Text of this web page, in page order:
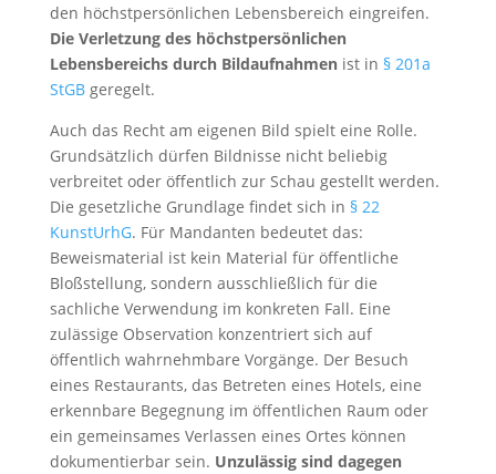
den höchstpersönlichen Lebensbereich eingreifen.
Die Verletzung des höchstpersönlichen
Lebensbereichs durch Bildaufnahmenist in § 201a
StGBgeregelt.
Auch das Recht am eigenen Bild spielt eine Rolle.
Grundsätzlich dürfen Bildnisse nicht beliebig
verbreitet oder öffentlich zur Schau gestellt werden.
Die gesetzliche Grundlage findet sich in § 22
KunstUrhG. Für Mandanten bedeutet das:
Beweismaterial ist kein Material für öffentliche
Bloßstellung, sondern ausschließlich für die
sachliche Verwendung im konkreten Fall. Eine
zulässige Observation konzentriert sich auf
öffentlich wahrnehmbare Vorgänge. Der Besuch
eines Restaurants, das Betreten eines Hotels, eine
erkennbare Begegnung im öffentlichen Raum oder
ein gemeinsames Verlassen eines Ortes können
dokumentierbar sein. Unzulässig sind dagegen